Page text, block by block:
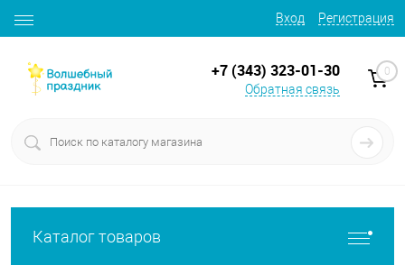
Вход Регистрация
+7 (343) 323-01-30
Обратная связь
0
Каталог товаров